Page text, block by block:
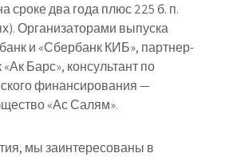
сроке два года плюс 225 б. п.
Организаторами выпуска
и «Сбербанк КИБ», партнер-
Барс», консультант по
финансирования —
«Ас Салям».
мы заинтересованы в